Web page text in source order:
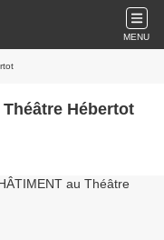
MENU
Théâtre Hébertot